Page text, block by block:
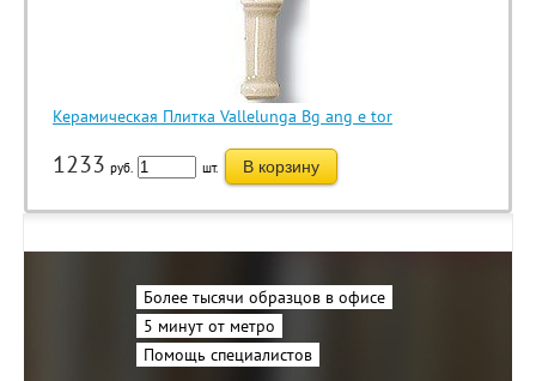
Керамическая Плитка Vallelunga Bg ang e tor
1233 руб. шт. В корзину
Более тысячи образцов в офисе
5 минут от метро
Помощь специалистов